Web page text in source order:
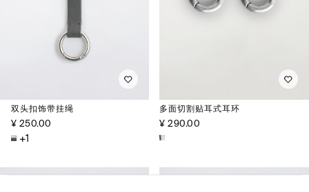
双头扣饰带挂绳
¥ 250.00
+1
多面切割贴耳式耳环
¥ 290.00